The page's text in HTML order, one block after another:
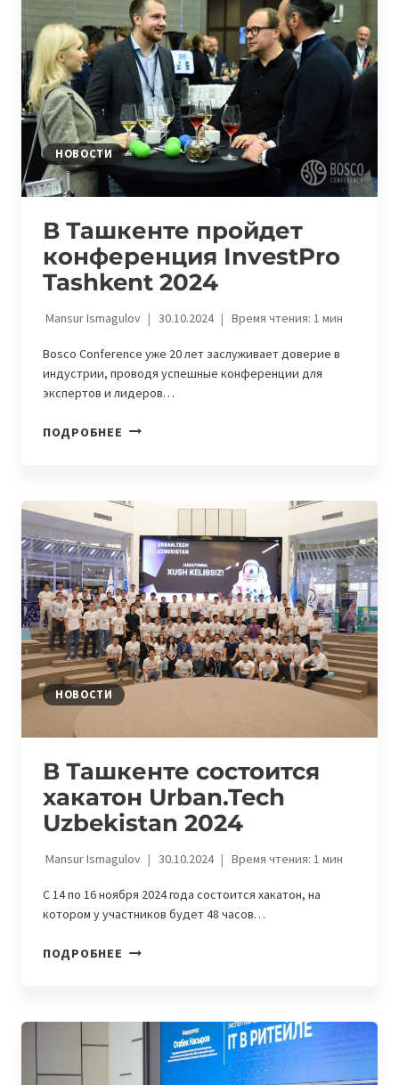
ИННОВАЦИЙ
FINNEXT
ASIA
НОВОСТИ
В Ташкенте пройдет
конференция InvestPro
Tashkent 2024
Mansur Ismagulov 30.10.2024 Время чтения: 1мин
Bosco Conference уже 20 лет заслуживает доверие в
индустрии, проводя успешные конференции для
экспертов и лидеров…
ПОДРОБНЕЕ В
INVESTPRO
TASHKENT
2024
НОВОСТИ
В Ташкенте состоится
хакатон Urban.Tech
Uzbekistan 2024
Mansur Ismagulov 30.10.2024 Время чтения: 1мин
С 14 по 16 ноября 2024 года состоится хакатон, на
котором у участников будет 48 часов…
ПОДРОБНЕЕ В
URBAN.TECH
UZBEKISTAN
2024